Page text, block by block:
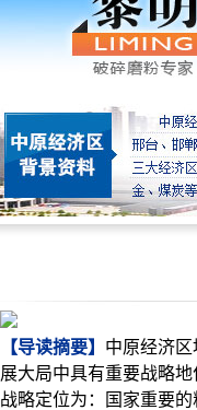
【导读摘要】 中原经济
展大局中具有重要战略
战略定位为：国家重要